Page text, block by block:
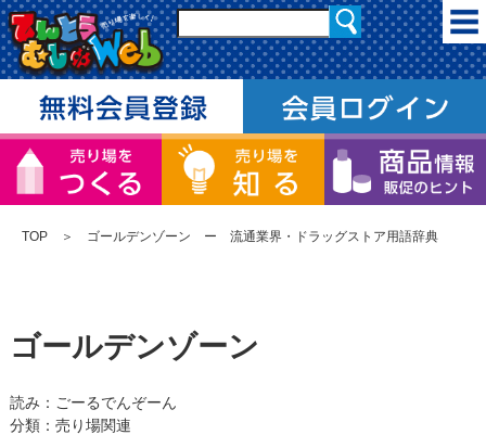
TOP ＞ ゴールデンゾーン ー 流通業界・ドラッグストア用語辞典
ゴールデンゾーン
読み：ごーるでんぞーん
分類：売り場関連